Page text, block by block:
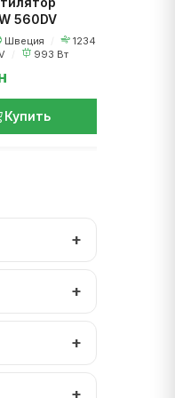
560DV
Швеция
12348
993 Вт
Купить